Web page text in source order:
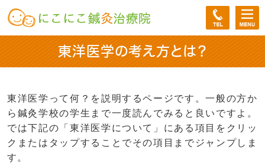
東洋医学の考え方とは？
東洋医学って何？を説明するページです。一般の方か
ら鍼灸学校の学生まで一度読んでみると良いですよ。
では下記の「東洋医学について」にある項目をクリッ
クまたはタップすることでその項目までジャンプしま
す。